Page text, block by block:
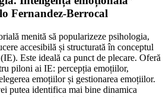
Fernandez-Berrocal
menită să popularizeze psihologia,
accesibilă și structurată în conceptul
Este ideală ca punct de plecare. Oferă
piloni ai IE: percepția emoțiilor,
emoțiilor și gestionarea emoțiilor.
putea identifica mai bine dinamica